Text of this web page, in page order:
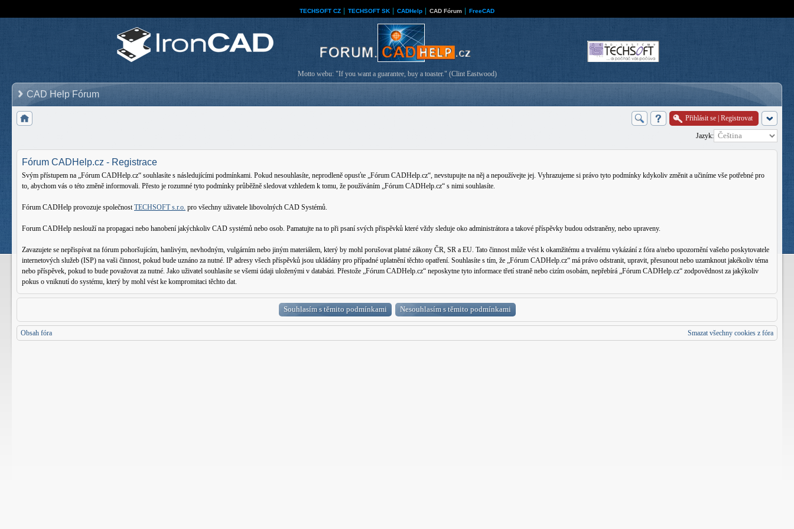
TECHSOFT CZ TECHSOFT SK CADHelp CAD Fórum FreeCAD
Motto webu: "If you want a guarantee, buy a toaster." (Clint Eastwood)
CAD Help Fórum
Přihlásit se Registrovat
Jazyk:
Fórum CADHelp.cz - Registrace
Svým přístupem na „Fórum CADHelp.cz“ souhlasíte s následujícími podmínkami. Pokud nesouhlasíte, neprodleně opusťte „Fórum CADHelp.cz“, nevstupujte na něj a nepoužívejte jej. Vyhrazujeme si právo tyto podmínky kdykoliv změnit a učiníme vše potřebné pro
to, abychom vás o této změně informovali. Přesto je rozumné tyto podmínky průběžně sledovat vzhledem k tomu, že používáním „Fórum CADHelp.cz“ s nimi souhlasíte.
Fórum CADHelp provozuje společnostTECHSOFT s.r.o. pro všechny uživatele libovolných CAD Systémů.
Forum CADHelp neslouží na propagaci nebo hanobení jakýchkoliv CAD systémů nebo osob. Pamatujte na to při psaní svých přispěvků které vždy sleduje oko administrátora a takové příspěvky budou odstraněny, nebo upraveny.
Zavazujete se nepřispívat na fórum pohoršujícím, hanlivým, nevhodným, vulgárním nebo jiným materiálem, který by mohl porušovat platné zákony ČR, SR a EU. Tato činnost může vést k okamžitému a trvalému vykázání z fóra a/nebo upozornění vašeho poskytovatele
internetových služeb (ISP) na vaši činnost, pokud bude uznáno za nutné. IP adresy všech příspěvků jsou ukládány pro případné uplatnění těchto opatření. Souhlasíte s tím, že „Fórum CADHelp.cz“ má právo odstranit, upravit, přesunout nebo uzamknout jakékoliv téma
nebo příspěvek, pokud to bude považovat za nutné. Jako uživatel souhlasíte se všemi údaji uloženými v databázi. Přestože „Fórum CADHelp.cz“ neposkytne tyto informace třetí straně nebo cizím osobám, nepřebírá „Fórum CADHelp.cz“ zodpovědnost za jakýkoliv
pokus o vniknutí do systému, který by mohl vést ke kompromitaci těchto dat.
Obsah fóra Smazat všechny cookies z fóra